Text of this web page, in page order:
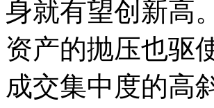
身就有望创新高
资产的抛压也驱
成交集中度的高